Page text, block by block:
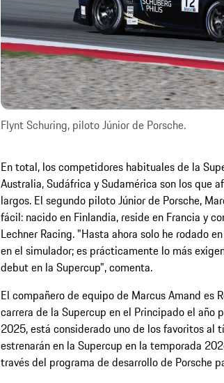
Flynt Schuring, piloto Júnior de Porsche.
En total, los competidores habituales de la
Australia, Sudáfrica y Sudamérica son los que
largos. El segundo piloto Júnior de Porsche,
fácil: nacido en Finlandia, reside en Francia y
Lechner Racing. "Hasta ahora solo he rodado
en el simulador; es prácticamente lo más
debut en la Supercup", comenta.
El compañero de equipo de Marcus Amand es
carrera de la Supercup en el Principado el año
2025, está considerado uno de los favoritos al
estrenarán en la Supercup en la temporada
través del programa de desarrollo de Porsche